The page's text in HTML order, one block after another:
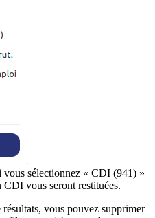
vous sélectionnez « CDI (941) »
vous seront restituées.
vous pouvez supprimer